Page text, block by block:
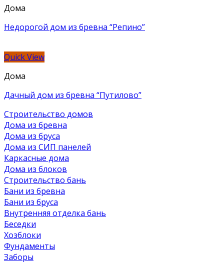
Дома
Недорогой дом из бревна “Репино”
Quick View
Дома
Дачный дом из бревна “Путилово”
Строительство домов
Дома из бревна
Дома из бруса
Дома из СИП панелей
Каркасные дома
Дома из блоков
Строительство бань
Бани из бревна
Бани из бруса
Внутренняя отделка бань
Беседки
Хозблоки
Фундаменты
Заборы